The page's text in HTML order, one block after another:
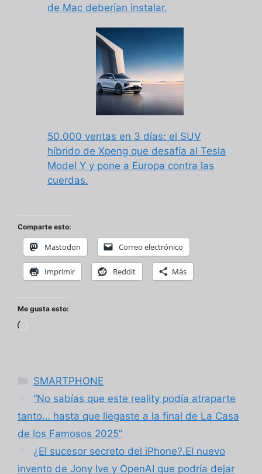
de Mac deberían instalar.
50.000 ventas en 3 días: el SUV
híbrido de Xpeng que desafía al Tesla
Model Y y pone a Europa contra las
cuerdas.
Comparte esto:
Mastodon Correo electrónico
Imprimir Reddit Más
Me gusta esto:
Categorías
SMARTPHONE
“No sabías que este reality podía atraparte
tanto… hasta que llegaste a la final de La Casa
de los Famosos 2025”
¿El sucesor secreto del iPhone?.El nuevo
invento de Jony Ive y OpenAI que podría dejar